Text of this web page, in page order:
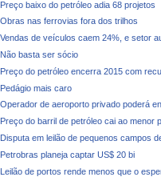
Preço baixo do petróleo adia 68 projetos
Obras nas ferrovias fora dos trilhos
Vendas de veículos caem 24%, e setor
Não basta ser sócio
Preço do petróleo encerra 2015 com
Pedágio mais caro
Operador de aeroporto privado poderá
Preço do barril de petróleo cai ao menor
Disputa em leilão de pequenos campos
Petrobras planeja captar US$ 20 bi
Leilão de portos rende menos que o